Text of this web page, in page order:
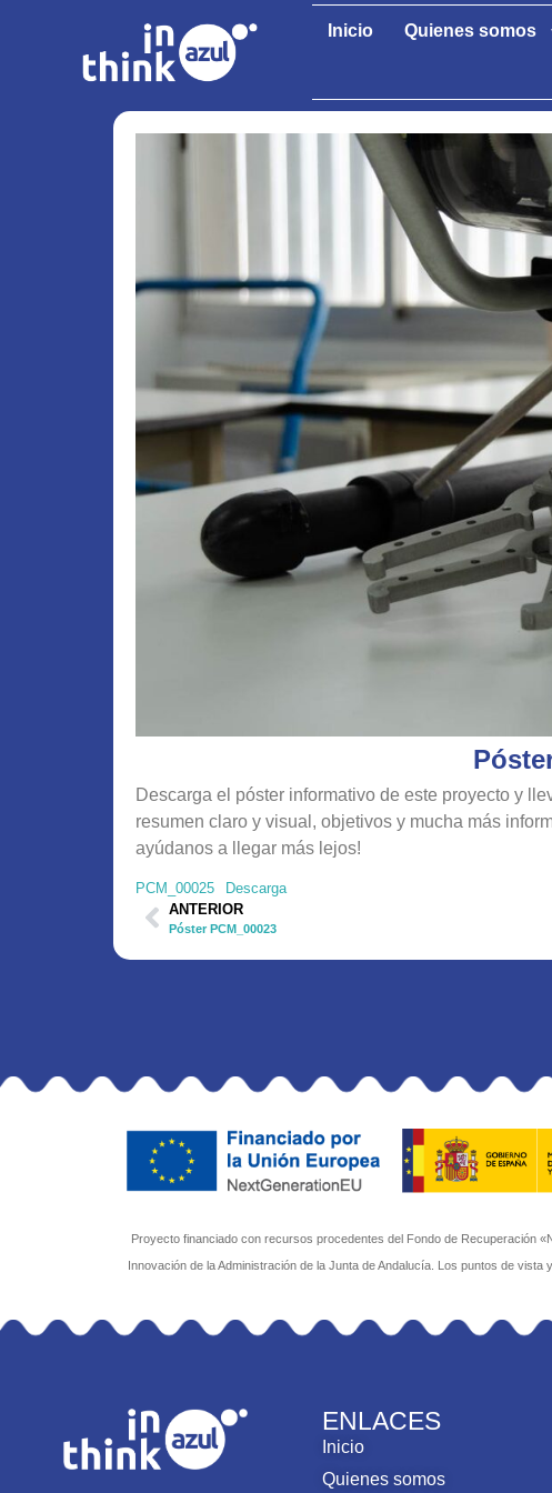
Inicio Quienes somos
Descarga el póster informativo de este proyecto y
resumen claro y visual, objetivos y mucha más
ayúdanos a llegar más lejos!
PCM_00025
Descarga
ANTERIOR
Póster PCM_00023
Proyecto financiado con recursos procedentes del Fondo de Recuperación
Innovación de la Administración de la Junta de Andalucía. Los puntos de
ENLACES
Inicio
Quienes somos